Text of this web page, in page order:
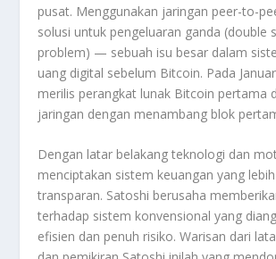
pusat. Menggunakan jaringan peer-to-
solusi untuk pengeluaran ganda (double
problem) — sebuah isu besar dalam
uang digital sebelum Bitcoin. Pada
merilis perangkat lunak Bitcoin pertama
jaringan dengan menambang blok
Dengan latar belakang teknologi dan
menciptakan sistem keuangan yang
transparan. Satoshi berusaha
terhadap sistem konvensional yang
efisien dan penuh risiko. Warisan dari